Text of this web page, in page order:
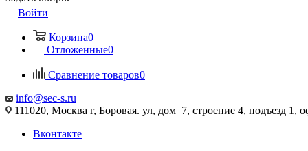
Войти
Корзина0
Отложенные0
Сравнение товаров0
info@sec-s.ru
111020, Москва г, Боровая. ул, дом 7, строение 4, подъезд 1,
Вконтакте